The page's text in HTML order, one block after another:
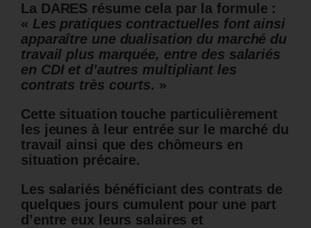
La DARES résume cela par la formule :
« Les pratiques contractuelles font ainsi
apparaître une dualisation du marché du
travail plus marquée, entre des salariés
en CDI et d’autres multipliant les
contrats très courts. »
Cette situation touche particulièrement
les jeunes à leur entrée sur le marché du
travail ainsi que des chômeurs en
situation précaire.
Les salariés bénéficiant des contrats de
quelques jours cumulent pour une part
d’entre eux leurs salaires et